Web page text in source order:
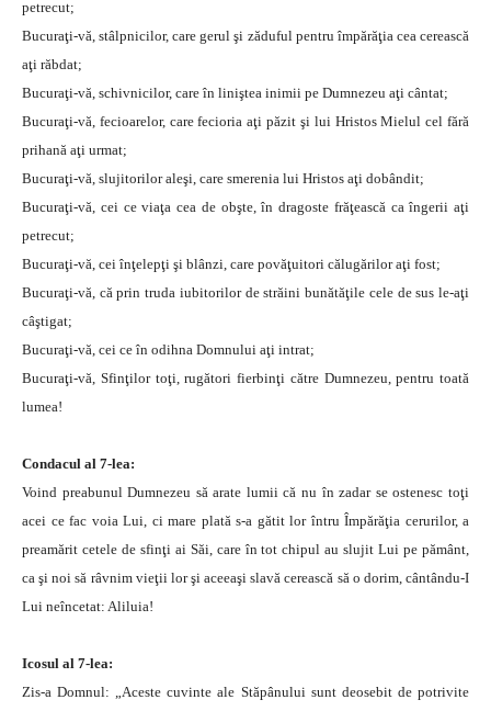
petrecut;
Bucuraţi-vă, stâlpnicilor, care gerul şi zăduful pentru împărăţia cea cerească
aţi răbdat;
Bucuraţi-vă, schivnicilor, care în liniştea inimii pe Dumnezeu aţi cântat;
Bucuraţi-vă, fecioarelor, care fecioria aţi păzit şi lui Hristos Mielul cel fără
prihană aţi urmat;
Bucuraţi-vă, slujitorilor aleşi, care smerenia lui Hristos aţi dobândit;
Bucuraţi-vă, cei ce viaţa cea de obşte, în dragoste frăţească ca îngerii aţi
petrecut;
Bucuraţi-vă, cei înţelepţi şi blânzi, care povăţuitori călugărilor aţi fost;
Bucuraţi-vă, că prin truda iubitorilor de străini bunătăţile cele de sus le-aţi
câştigat;
Bucuraţi-vă, cei ce în odihna Domnului aţi intrat;
Bucuraţi-vă, Sfinţilor toţi, rugători fierbinţi către Dumnezeu, pentru toată
lumea!
Condacul al 7-lea:
Voind preabunul Dumnezeu să arate lumii că nu în zadar se ostenesc toţi
acei ce fac voia Lui, ci mare plată s-a gătit lor întru Împărăţia cerurilor, a
preamărit cetele de sfinţi ai Săi, care în tot chipul au slujit Lui pe pământ,
ca şi noi să râvnim vieţii lor şi aceeaşi slavă cerească să o dorim, cântându-I
Lui neîncetat: Aliluia!
Icosul al 7-lea:
Zis-a Domnul: „Aceste cuvinte ale Stăpânului sunt deosebit de potrivite